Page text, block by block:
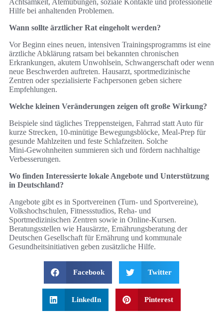
Achtsamkeit, Atemübungen, soziale Kontakte und professionelle
Hilfe bei anhaltenden Problemen.
Wann sollte ärztlicher Rat eingeholt werden?
Vor Beginn eines neuen, intensiven Trainingsprogramms ist eine
ärztliche Abklärung ratsam bei bekannten chronischen
Erkrankungen, akutem Unwohlsein, Schwangerschaft oder wenn
neue Beschwerden auftreten. Hausarzt, sportmedizinische
Zentren oder spezialisierte Fachpersonen geben sichere
Empfehlungen.
Welche kleinen Veränderungen zeigen oft große Wirkung?
Beispiele sind tägliches Treppensteigen, Fahrrad statt Auto für
kurze Strecken, 10‑minütige Bewegungsblöcke, Meal‑Prep für
gesunde Mahlzeiten und feste Schlafzeiten. Solche
Mini‑Gewohnheiten summieren sich und fördern nachhaltige
Verbesserungen.
Wo finden Interessierte lokale Angebote und Unterstützung
in Deutschland?
Angebote gibt es in Sportvereinen (Turn‑ und Sportvereine),
Volkshochschulen, Fitnessstudios, Reha‑ und
Sportmedizinischen Zentren sowie in Online‑Kursen.
Beratungsstellen wie Hausärzte, Ernährungsberatung der
Deutschen Gesellschaft für Ernährung und kommunale
Gesundheitsinitiativen geben zusätzliche Hilfe.
Facebook Twitter
LinkedIn Pinterest